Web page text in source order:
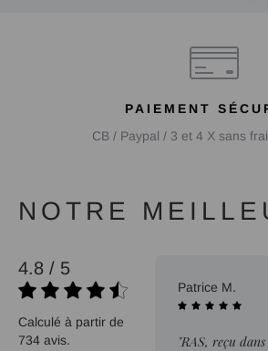
PAIEMENT
CB / Paypal / 3 et 4 X sans
NOTRE
4.8 / 5
Calculé à partir de
734 avis.
01/06/2026
au
Patrice M.
"RAS, reçu